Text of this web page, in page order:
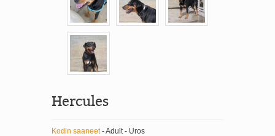
Hercules
Kodin saaneet- Adult - Uros